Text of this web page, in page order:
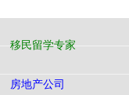
移民留学专家
房地产公司